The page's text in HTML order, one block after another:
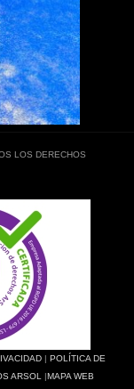
LOS DERECHOS
| POLÍTICA DE
ARSOL |MAPA WEB